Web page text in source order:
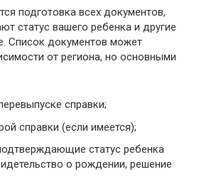
подготовка всех документов,
статус вашего ребенка и другие
Список документов может
от региона, но основными
справки;
справки (если имеется);
статус ребенка
о рождении, решение